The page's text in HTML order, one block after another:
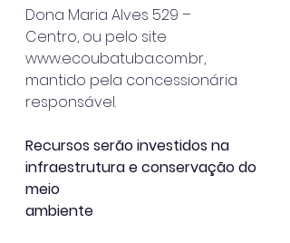
Dona Maria Alves 529 –
Centro, ou pelo site
www.ecoubatuba.com.br,
mantido pela concessionária
responsável.
Recursos serão investidos na
infraestrutura e conservação do
meio
ambiente